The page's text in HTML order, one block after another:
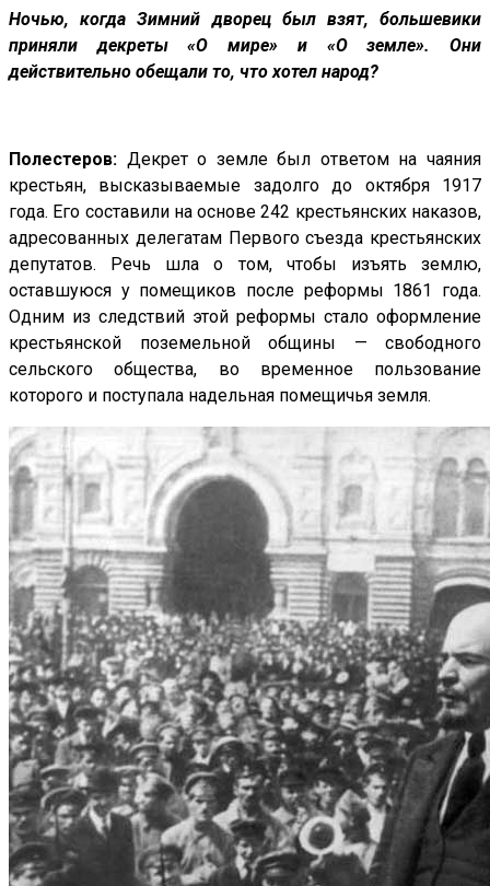
Ночью, когда Зимний дворец был взят, большевики
приняли декреты «О мире» и «О земле». Они
действительно обещали то, что хотел народ?
Полестеров: Декрет о земле был ответом на чаяния
крестьян, высказываемые задолго до октября 1917
года. Его составили на основе 242 крестьянских наказов,
адресованных делегатам Первого съезда крестьянских
депутатов. Речь шла о том, чтобы изъять землю,
оставшуюся у помещиков после реформы 1861 года.
Одним из следствий этой реформы стало оформление
крестьянской поземельной общины — свободного
сельского общества, во временное пользование
которого и поступала надельная помещичья земля.